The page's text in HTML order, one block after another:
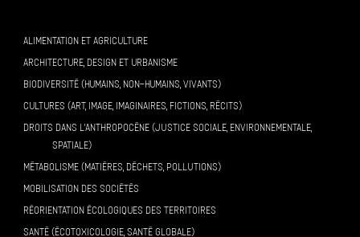
ALIMENTATION ET AGRICULTURE
ARCHITECTURE, DESIGN ET URBANISME
BIODIVERSITÉ (HUMAINS, NON-HUMAINS, VIVANTS)
CULTURES (ART, IMAGE, IMAGINAIRES, FICTIONS, RÉCITS)
DROITS DANS L’ANTHROPOCÈNE (JUSTICE SOCIALE, ENVIRONNEMENTALE,
SPATIALE)
MÉTABOLISME (MATIÈRES, DÉCHETS, POLLUTIONS)
MOBILISATION DES SOCIÉTÉS
RÉORIENTATION ÉCOLOGIQUES DES TERRITOIRES
SANTÉ (ÉCOTOXICOLOGIE, SANTÉ GLOBALE)